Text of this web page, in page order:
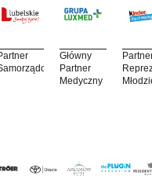
Główny
Partner
Medyczny